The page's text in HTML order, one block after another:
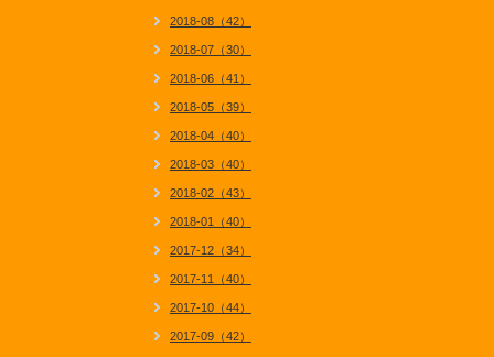
2018-08（42）
2018-07（30）
2018-06（41）
2018-05（39）
2018-04（40）
2018-03（40）
2018-02（43）
2018-01（40）
2017-12（34）
2017-11（40）
2017-10（44）
2017-09（42）